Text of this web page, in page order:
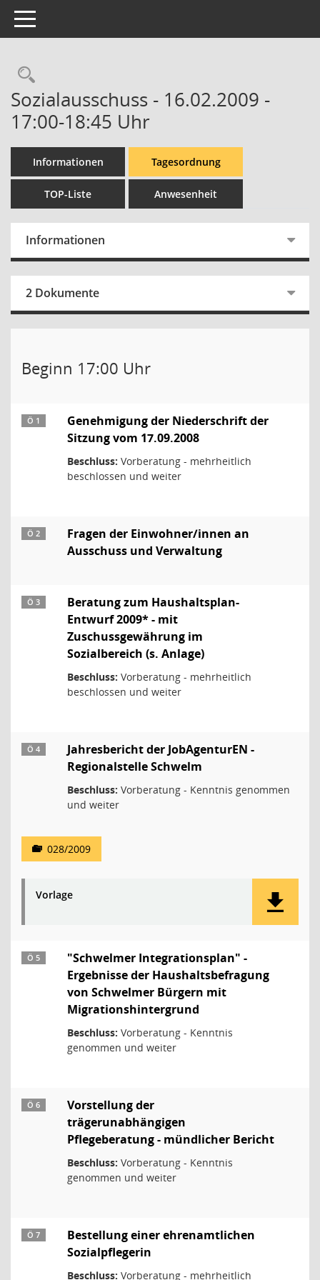
Toggle navigation
Rechercheauswahl
Sozialausschuss - 16.02.2009 -
17:00-18:45 Uhr
Informationen Tagesordnung
TOP-Liste Anwesenheit
Informationen
2 Dokumente
Beginn 17:00 Uhr
Ö 1
Genehmigung der Niederschrift der
Sitzung vom 17.09.2008
Beschluss: Vorberatung - mehrheitlich
beschlossen und weiter
Ö 2
Fragen der Einwohner/innen an
Ausschuss und Verwaltung
Ö 3
Beratung zum Haushaltsplan-
Entwurf 2009* - mit
Zuschussgewährung im
Sozialbereich (s. Anlage)
Beschluss: Vorberatung - mehrheitlich
beschlossen und weiter
Ö 4
Jahresbericht der JobAgenturEN -
Regionalstelle Schwelm
Beschluss: Vorberatung - Kenntnis genommen
und weiter
028/2009
Vorlage
Ö 5
"Schwelmer Integrationsplan" -
Ergebnisse der Haushaltsbefragung
von Schwelmer Bürgern mit
Migrationshintergrund
Beschluss: Vorberatung - Kenntnis
genommen und weiter
Ö 6
Vorstellung der
trägerunabhängigen
Pflegeberatung - mündlicher Bericht
Beschluss: Vorberatung - Kenntnis
genommen und weiter
Ö 7
Bestellung einer ehrenamtlichen
Sozialpflegerin
Beschluss: Vorberatung - mehrheitlich